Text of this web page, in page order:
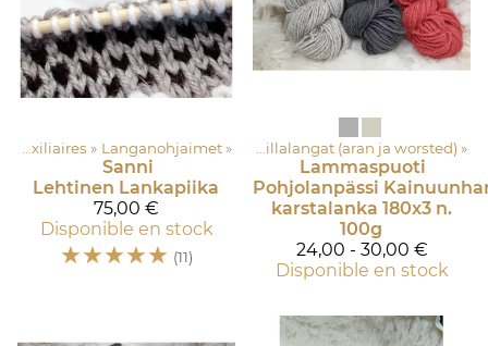
Outils auxiliaires ‪» Langanohjaimet ‪»
Sanni
Lehtinen Lankapiika
75,00 €
Disponible en stock
☆☆☆☆☆ (11)
‪»100% villalangat ‪» Paksut villalangat (aran ja worsted) ‪»
Lammaspuoti
Pohjolanpässi
karstalanka 180x3 n.
100g
24,00 - 30,00 €
Disponible en stock